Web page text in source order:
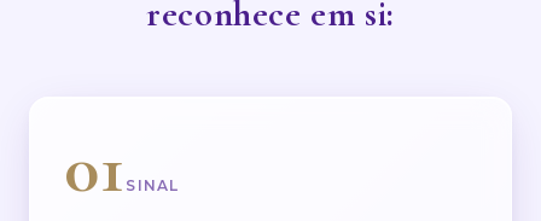
reconhece em si:
01 SINAL